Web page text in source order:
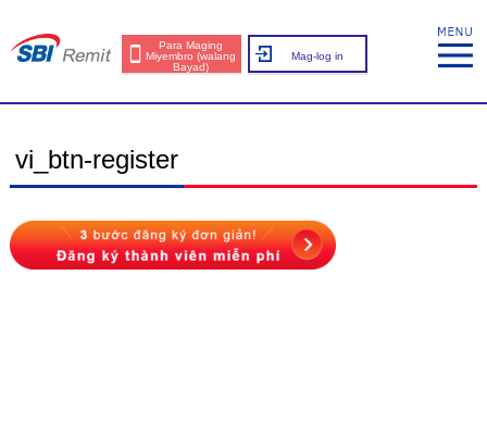
Para Maging
Miyembro (walang
Bayad)
Mag-log in
vi_btn-register